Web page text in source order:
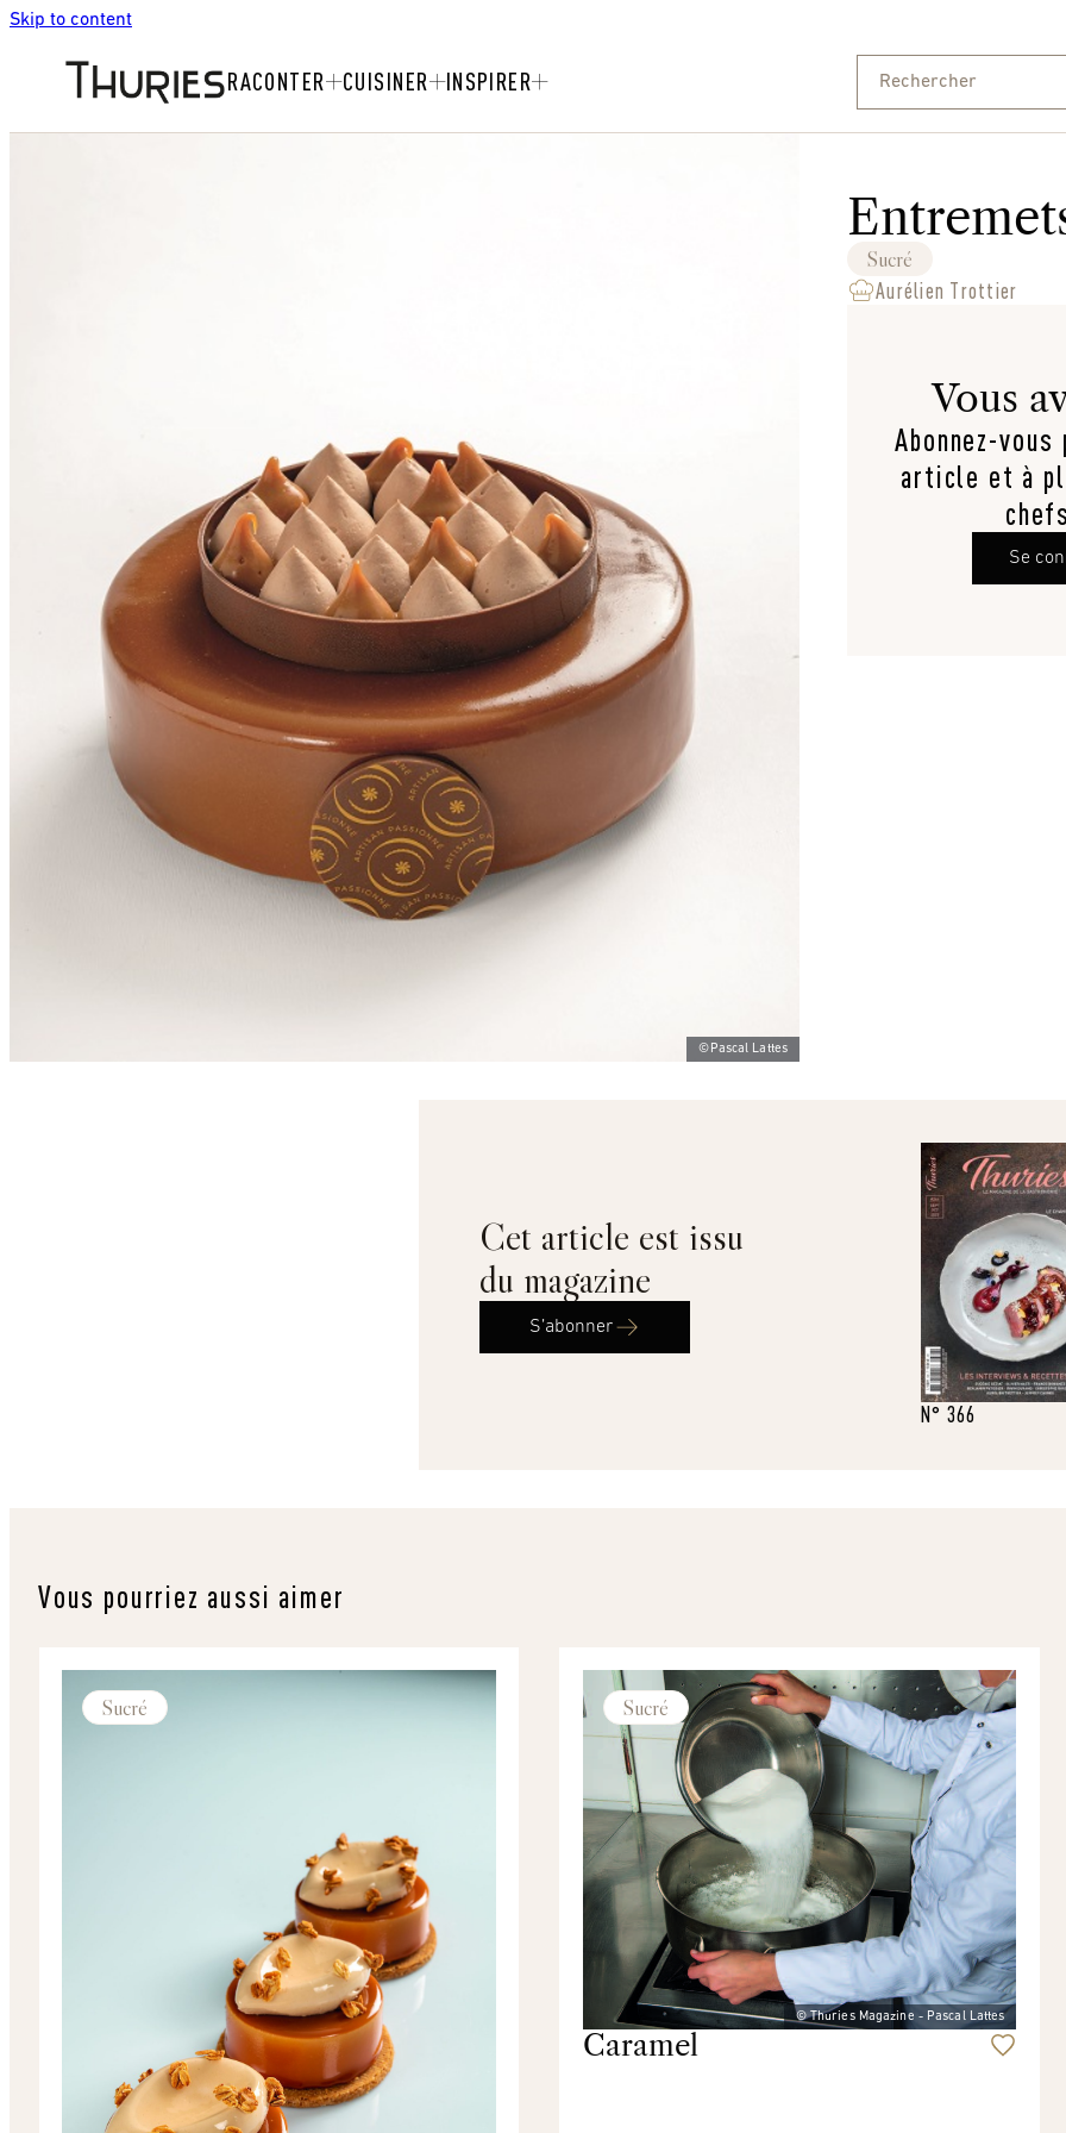
Skip to content
RACONTER CUISINER INSPIRER
©Pascal Lattes
Sucré
Aurélien Trottier
Vous
Abonnez-
article et à
Se
Cet article est issu
du magazine
S’abonner
N° 366
Vous pourriez aussi aimer
Sucré
© Thuries Magazine - Pascal Lattes
Sucré
Caramel